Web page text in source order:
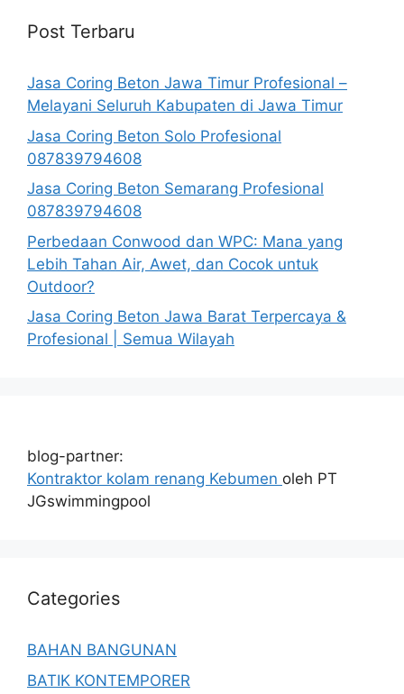
Post Terbaru
Jasa Coring Beton Jawa Timur Profesional –
Melayani Seluruh Kabupaten di Jawa Timur
Jasa Coring Beton Solo Profesional
087839794608
Jasa Coring Beton Semarang Profesional
087839794608
Perbedaan Conwood dan WPC: Mana yang
Lebih Tahan Air, Awet, dan Cocok untuk
Outdoor?
Jasa Coring Beton Jawa Barat Terpercaya &
Profesional | Semua Wilayah
blog-partner:
Kontraktor kolam renang Kebumen oleh PT
JGswimmingpool
Categories
BAHAN BANGUNAN
BATIK KONTEMPORER